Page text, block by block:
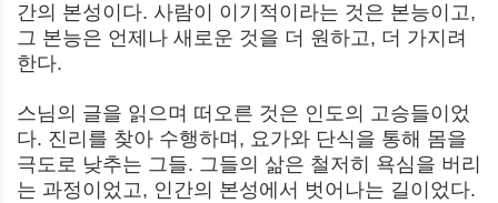
간의 본성이다. 사람이 이기적이라는 것은 본능이고,
그 본능은 언제나 새로운 것을 더 원하고, 더 가지려
한다.
스님의 글을 읽으며 떠오른 것은 인도의 고승들이었
다. 진리를 찾아 수행하며, 요가와 단식을 통해 몸을
극도로 낮추는 그들. 그들의 삶은 철저히 욕심을 버리
는 과정이었고, 인간의 본성에서 벗어나는 길이었다.